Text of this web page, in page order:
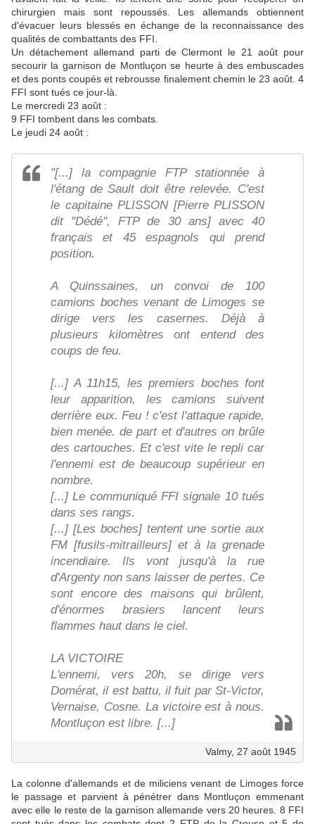
chirurgien mais sont repoussés. Les allemands obtiennent
d'évacuer leurs blessés en échange de la reconnaissance des
qualités de combattants des FFI.
Un détachement allemand parti de Clermont le 21 août pour
secourir la garnison de Montluçon se heurte à des embuscades
et des ponts coupés et rebrousse finalement chemin le 23 août. 4
FFI sont tués ce jour-là.
Le mercredi 23 août :
9 FFI tombent dans les combats.
Le jeudi 24 août :
"[...] la compagnie FTP stationnée à
l'étang de Sault doit être relevée. C'est
le capitaine PLISSON [Pierre PLISSON
dit "Dédé", FTP de 30 ans] avec 40
français et 45 espagnols qui prend
position.
A Quinssaines, un convoi de 100
camions boches venant de Limoges se
dirige vers les casernes. Déjà à
plusieurs kilomètres ont entend des
coups de feu.
[...] A 11h15, les premiers boches font
leur apparition, les camions suivent
derrière eux. Feu ! c'est l'attaque rapide,
bien menée. de part et d'autres on brûle
des cartouches. Et c'est vite le repli car
l'ennemi est de beaucoup supérieur en
nombre.
[...] Le communiqué FFI signale 10 tués
dans ses rangs.
[...] [Les boches] tentent une sortie aux
FM [fusils-mitrailleurs] et à la grenade
incendiaire. Ils vont jusqu'à la rue
d'Argenty non sans laisser de pertes. Ce
sont encore des maisons qui brûlent,
d'énormes brasiers lancent leurs
flammes haut dans le ciel.
LA VICTOIRE
L'ennemi, vers 20h, se dirige vers
Domérat, il est battu, il fuit par St-Victor,
Vernaise, Cosne. La victoire est à nous.
Montluçon est libre. [...]
Valmy, 27 août 1945
La colonne d'allemands et de miliciens venant de Limoges force
le passage et parvient à pénétrer dans Montluçon emmenant
avec elle le reste de la garnison allemande vers 20 heures. 8 FFI